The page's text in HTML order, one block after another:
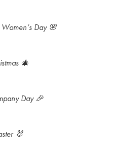
Day 🌸
🎄
Day 🎉
🐰